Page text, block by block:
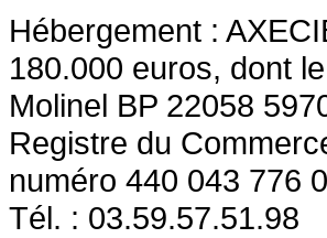
Hébergement :
180.000 euros, dont
Molinel BP 22058
Registre du
numéro 440 043 776
Tél. : 03.59.57.51.98